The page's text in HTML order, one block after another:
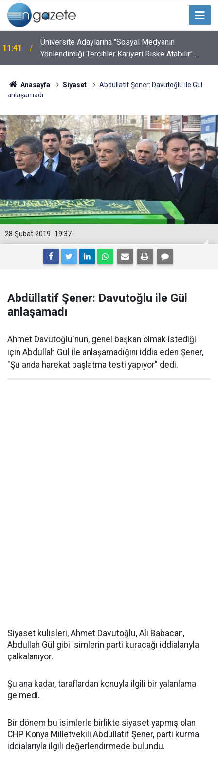
11:41
Üniversite Adaylarına "Sosyal Medyanın
Yönlendirdiği Tercihler Kariyeri Riske Atabilir"
Uyarısı
Anasayfa Siyaset
Abdüllatif Şener: Davutoğlu ile Gül
anlaşamadı
19:37
28 Şubat 2019
Abdüllatif Şener: Davutoğlu ile Gül
anlaşamadı
Ahmet Davutoğlu'nun, genel başkan olmak istediği
için Abdullah Gül ile anlaşamadığını iddia eden Şener,
"Şu anda harekat başlatma testi yapıyor" dedi.
Siyaset kulisleri, Ahmet Davutoğlu, Ali Babacan,
Abdullah Gül gibi isimlerin parti kuracağı iddialarıyla
çalkalanıyor.
Şu ana kadar, taraflardan konuyla ilgili bir yalanlama
gelmedi.
Bir dönem bu isimlerle birlikte siyaset yapmış olan
CHP Konya Milletvekili Abdüllatif Şener, parti kurma
iddialarıyla ilgili değerlendirmede bulundu.